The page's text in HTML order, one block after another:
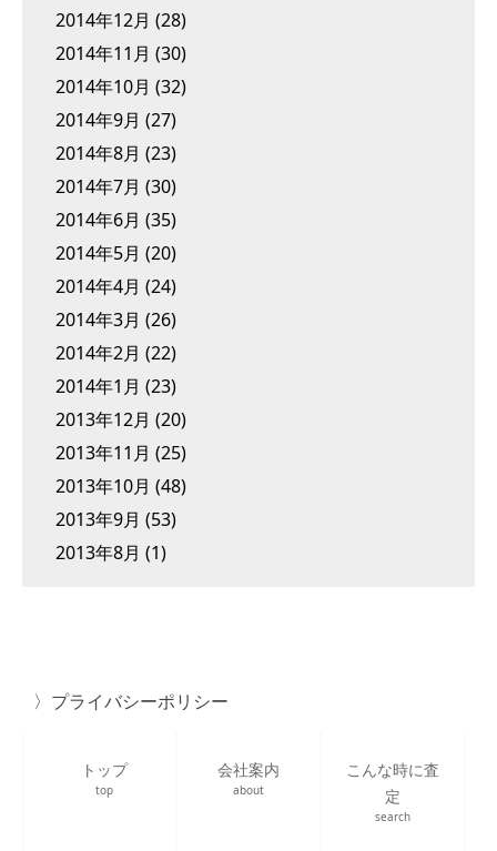
2014年12月 (28)
2014年11月 (30)
2014年10月 (32)
2014年9月 (27)
2014年8月 (23)
2014年7月 (30)
2014年6月 (35)
2014年5月 (20)
2014年4月 (24)
2014年3月 (26)
2014年2月 (22)
2014年1月 (23)
2013年12月 (20)
2013年11月 (25)
2013年10月 (48)
2013年9月 (53)
2013年8月 (1)
プライバシーポリシー
トップ
top
会社案内
about
こんな時に査
定
search